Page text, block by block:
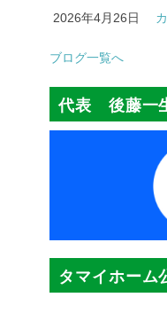
2026年4月26日
ブログ一覧へ
代表 後藤一
タマイホーム